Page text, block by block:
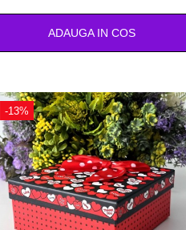
ADAUGA IN COS
-13%